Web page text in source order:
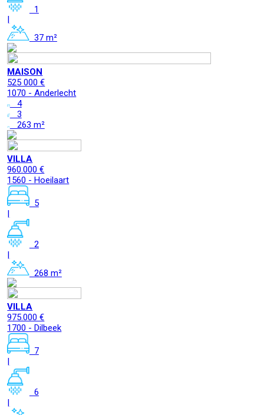
1
37 m²
MAISON
525 000 €
1070 - Anderlecht
4
3
263 m²
VILLA
960.000 €
1560 - Hoeilaart
5
|
2
|
268 m²
VILLA
975.000 €
1700 - Dilbeek
7
6
|